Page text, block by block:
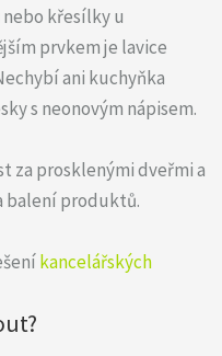
křesílky u
prvkem je lavice
ani kuchyňka
s neonovým nápisem.
za prosklenými dveřmi a
balení produktů.
kancelářských